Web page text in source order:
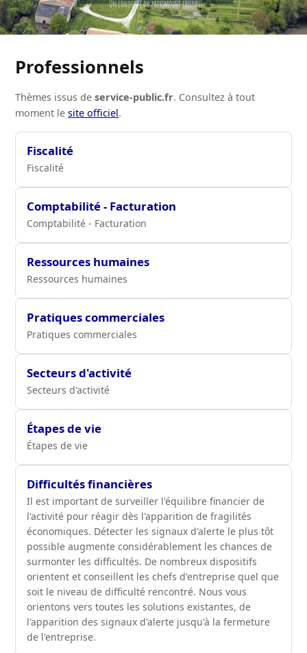
Professionnels
Thèmes issus deservice-public.fr. Consultez à tout
moment lesite officiel.
Fiscalité
Fiscalité
Comptabilité - Facturation
Comptabilité - Facturation
Ressources humaines
Ressources humaines
Pratiques commerciales
Pratiques commerciales
Secteurs d'activité
Secteurs d'activité
Étapes de vie
Étapes de vie
Difficultés financières
Il est important de surveiller l'équilibre financier de
l'activité pour réagir dès l'apparition de fragilités
économiques. Détecter les signaux d'alerte le plus tôt
possible augmente considérablement les chances de
surmonter les difficultés. De nombreux dispositifs
orientent et conseillent les chefs d'entreprise quel que
soit le niveau de difficulté rencontré. Nous vous
orientons vers toutes les solutions existantes, de
l'apparition des signaux d'alerte jusqu'à la fermeture
de l'entreprise.